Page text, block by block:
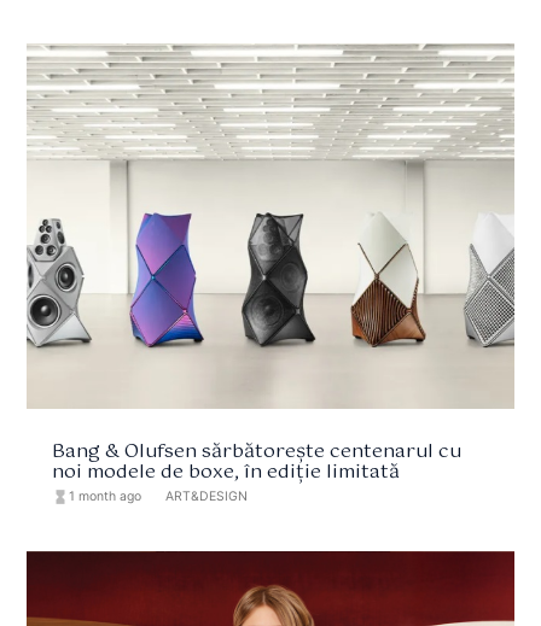
Bang & Olufsen sărbătorește centenarul cu
noi modele de boxe, în ediție limitată
hourglass_full 1 month ago ART&DESIGN